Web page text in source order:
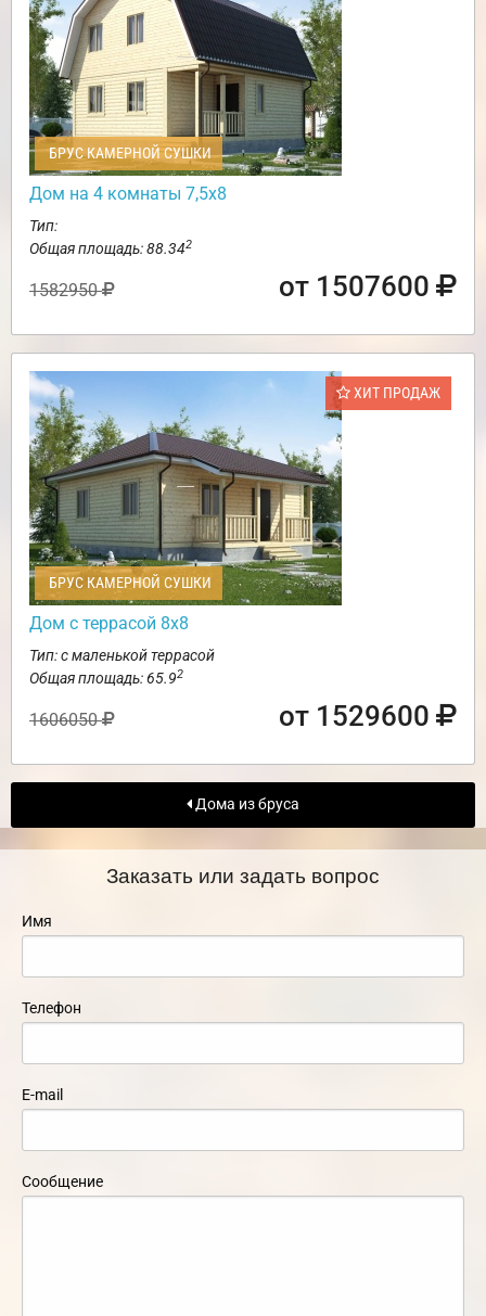
БРУС КАМЕРНОЙ СУШКИ
Дом на 4 комнаты 7,5х8
Тип:
Общая площадь: 88.342
1582950 от 1507600
ХИТ ПРОДАЖ
БРУС КАМЕРНОЙ СУШКИ
Дом с террасой 8х8
Тип: с маленькой террасой
Общая площадь: 65.92
1606050 от 1529600
Дома из бруса
Заказать или задать вопрос
Имя
Телефон
E-mail
Сообщение